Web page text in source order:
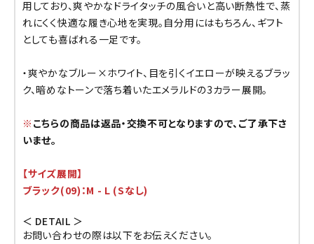
用しており、爽やかなドライタッチの風合いと高い断熱性で、蒸
れにくく快適な履き心地を実現。自分用にはもちろん、ギフト
としても喜ばれる一足です。
・爽やかなブルー×ホワイト、目を引くイエローが映えるブラッ
ク、暗めなトーンで落ち着いたエメラルドの3カラー展開。
※ こちらの商品は返品・交換不可となりますので、ご了承下さ
いませ。
【サイズ展開】
ブラック(09)：M - L (Sなし)
＜ DETAIL ＞
お問い合わせの際は以下をお伝えください。